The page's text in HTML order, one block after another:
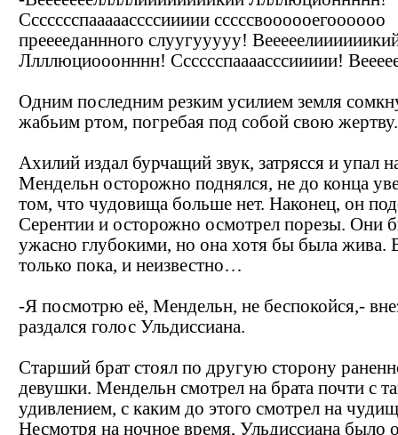
Ссссссспааааассссиииии сссссвоооооегоооооо
прееееданнного слуугууууу!
Ллллюциооонннн! Сссссспаааасссиииии!
Одним последним резким усилием земля
жабьим ртом, погребая под собой свою жертву.
Ахилий издал бурчащий звук, затрясся и упал
Мендельн осторожно поднялся, не до конца
том, что чудовища больше нет. Наконец, он
Серентии и осторожно осмотрел порезы. Они
ужасно глубокими, но она хотя бы была жива.
только пока, и неизвестно…
-Я посмотрю её, Мендельн, не беспокойся,-
раздался голос Ульдиссиана.
Старший брат стоял по другую сторону
девушки. Мендельн смотрел на брата почти с
удивлением, с каким до этого смотрел на
Несмотря на ночное время, Ульдиссиана было